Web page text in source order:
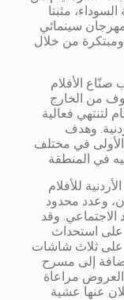
مثبتا
سينمائي
من خلال
الأفلام
من الخارج
لتنتهي فعالية
وهدف
الأولى في مختلف
للأفلام
وعدد محدود
الاجتماعي. وقد
على استحداث
خلال عرض 39 فيلما على ثلاث شاشات
إلى مسرح
مراعاة
عنها عشية